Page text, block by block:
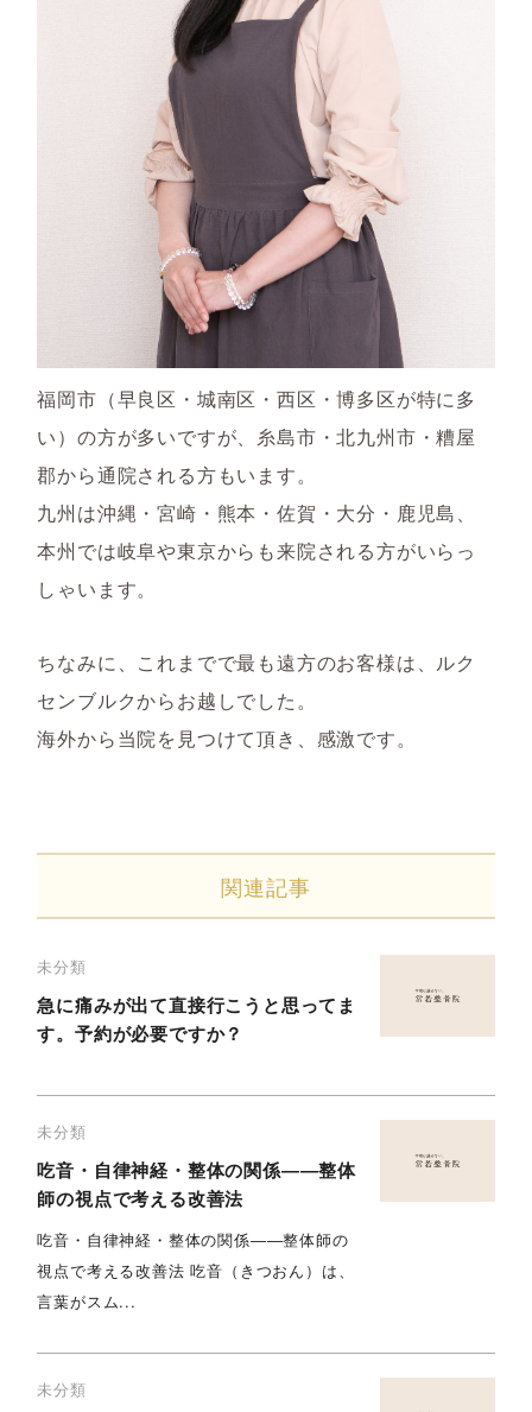
福岡市（早良区・城南区・西区・博多区が特に多
い）の方が多いですが、糸島市・北九州市・糟屋
郡から通院される方もいます。
九州は沖縄・宮崎・熊本・佐賀・大分・鹿児島、
本州では岐阜や東京からも来院される方がいらっ
しゃいます。
ちなみに、これまでで最も遠方のお客様は、ルク
センブルクからお越しでした。
海外から当院を見つけて頂き、感激です。
関連記事
未分類
急に痛みが出て直接行こうと思ってま
す。予約が必要ですか？
未分類
吃音・自律神経・整体の関係――整体
師の視点で考える改善法
吃音・自律神経・整体の関係――整体師の
視点で考える改善法 吃音（きつおん）は、
言葉がスム...
未分類